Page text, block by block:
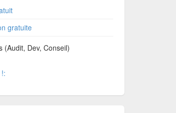
gratuite
(Audit, Dev, Conseil)